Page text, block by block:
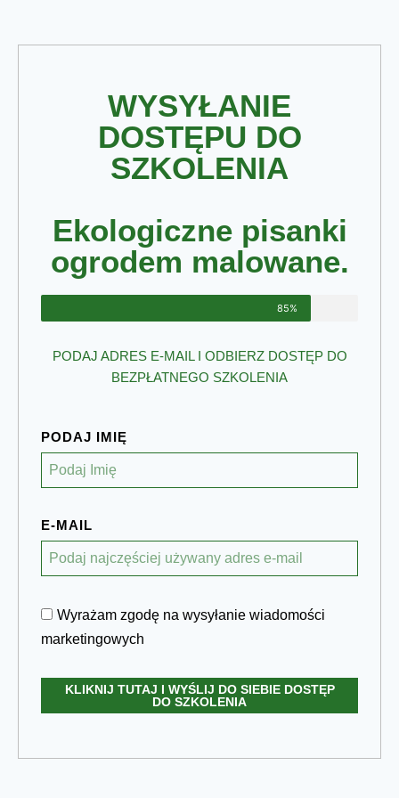
WYSYŁANIE
DOSTĘPU DO
SZKOLENIA
Ekologiczne pisanki
ogrodem malowane.
85%
PODAJ ADRES E-MAIL I ODBIERZ DOSTĘP DO
BEZPŁATNEGO SZKOLENIA
PODAJ IMIĘ
E-MAIL
Wyrażam zgodę na wysyłanie wiadomości
marketingowych
KLIKNIJ TUTAJ I WYŚLIJ DO SIEBIE DOSTĘP
DO SZKOLENIA